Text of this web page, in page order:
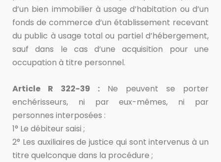
d’un bien immobilier à usage d’habitation ou d’un
fonds de commerce d’un établissement recevant
du public à usage total ou partiel d’hébergement,
sauf dans le cas d’une acquisition pour une
occupation à titre personnel.
Article R 322-39 : Ne peuvent se porter
enchérisseurs, ni par eux-mêmes, ni par
personnes interposées :
1° Le débiteur saisi ;
2° Les auxiliaires de justice qui sont intervenus à un
titre quelconque dans la procédure ;